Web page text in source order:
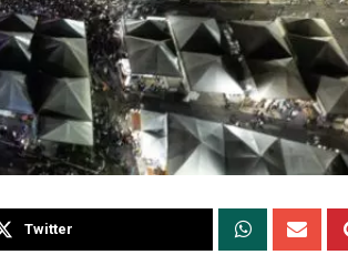
Twitter